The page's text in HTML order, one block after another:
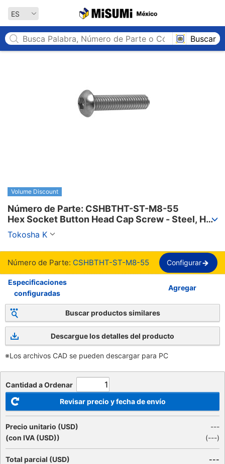
ES
Buscar
Volume Discount
Número de Parte: CSHBTHT-ST-M8-55
Hex Socket Button Head Cap Screw - Steel, Half
Thread, Full Thread, SSS Standard【1-1,000
piezas por paquete】
Tokosha K
Número de Parte: CSHBTHT-ST-M8-55 Configurar
Especificaciones
configuradas
Agregar
Buscar productos similares
Descargue los detalles del producto
※Los archivos CAD se pueden descargar para PC
Cantidad a Ordenar
Revisar precio y fecha de envío
Precio unitario (USD)
(con IVA (USD))
---
(---)
Total parcial (USD)
---